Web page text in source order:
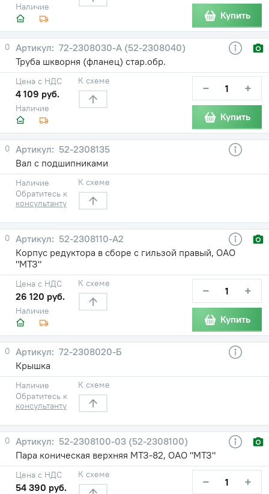
Наличие
Купить
0
72-2308030-А (52-2308040)
Труба шкворня (фланец) стар.обр.
Наличие
Цена с НДС
4 109 руб.
К схеме − +
Купить
0
52-2308135
Вал с подшипниками
Наличие
Обратитесь к
консультанту
К схеме
0
52-2308110-А2
Корпус редуктора в сборе с гильзой правый, ОАО
"МТЗ"
Наличие
Цена с НДС
26 120 руб.
К схеме − +
Купить
0
72-2308020-Б
Крышка
Наличие
Обратитесь к
консультанту
К схеме
0
52-2308100-03 (52-2308100)
Пара коническая верхняя МТЗ-82, ОАО "МТЗ"
Цена с НДС
54 390 руб.
К схеме − +